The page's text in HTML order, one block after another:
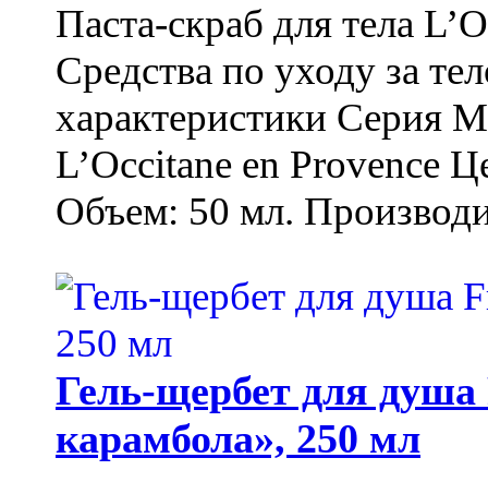
Паста-скраб для тела
Средства по уходу за
характеристики Серия
L’Occitane en Provence
Объем: 50 мл.
Гель-щербет для
карамбола», 250 мл